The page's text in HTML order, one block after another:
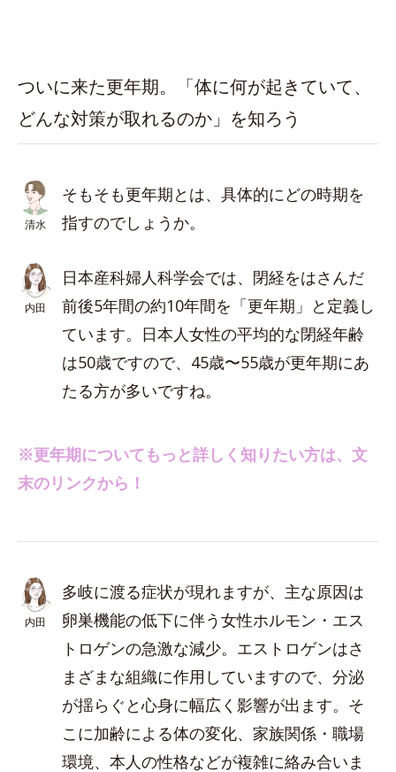
ついに来た更年期。「体に何が起きていて、
どんな対策が取れるのか」を知ろう
清水
そもそも更年期とは、具体的にどの時期を
指すのでしょうか。
内田
日本産科婦人科学会では、閉経をはさんだ
前後5年間の約10年間を「更年期」と定義し
ています。日本人女性の平均的な閉経年齢
は50歳ですので、45歳〜55歳が更年期にあ
たる方が多いですね。
※更年期についてもっと詳しく知りたい方は、文
末のリンクから！
内田
多岐に渡る症状が現れますが、主な原因は
卵巣機能の低下に伴う女性ホルモン・エス
トロゲンの急激な減少。エストロゲンはさ
まざまな組織に作用していますので、分泌
が揺らぐと心身に幅広く影響が出ます。そ
こに加齢による体の変化、家族関係・職場
環境、本人の性格などが複雑に絡み合いま